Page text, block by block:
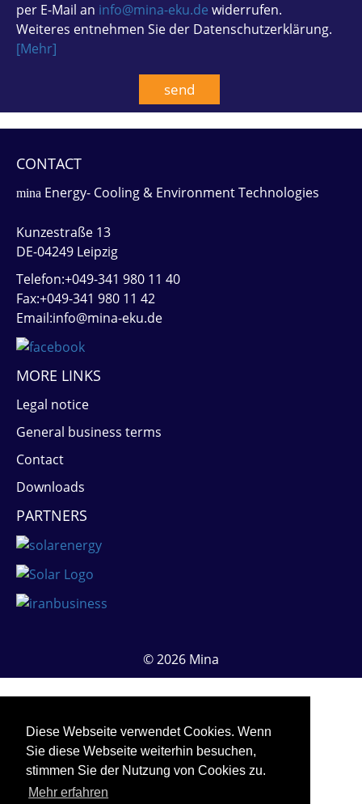
Diese Webseite verwendet Cookies. Wenn
Sie diese Webseite weiterhin besuchen,
stimmen Sie der Nutzung von Cookies zu.
Mehr erfahren
per E-Mail an info@mina-eku.de widerrufen.
Weiteres entnehmen Sie der Datenschutzerklärung.
[Mehr]
CONTACT
mina Energy- Cooling & Environment Technologies
Kunzestraße 13
DE-04249 Leipzig
Telefon:+049-341 980 11 40
Fax:+049-341 980 11 42
Email:info@mina-eku.de
MORE LINKS
Legal notice
General business terms
Contact
Downloads
PARTNERS
© 2026 Mina